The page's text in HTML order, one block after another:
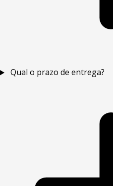
Qual o prazo de entrega?